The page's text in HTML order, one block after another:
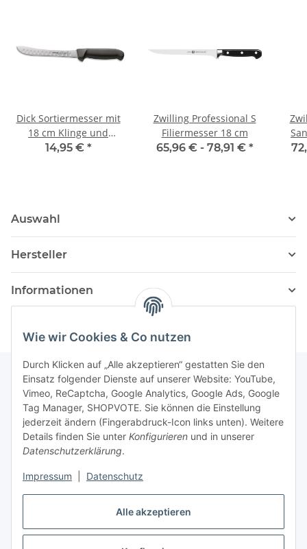
Alle akzeptieren
Wie wir Cookies & Co nutzen
Durch Klicken auf „Alle akzeptieren“ gestatten Sie den
Einsatz folgender Dienste auf unserer Website: YouTube,
Vimeo, ReCaptcha, Google Analytics, Google Ads, Google
Tag Manager, SHOPVOTE. Sie können die Einstellung
jederzeit ändern (Fingerabdruck-Icon links unten). Weitere
Details finden Sie unter Konfigurieren und in unserer
Datenschutzerklärung.
Impressum Datenschutz
Dick Sortiermesser mit
18 cm Klinge und
Kullenschliff
14,95 € *
Zwilling Professional S
Filiermesser 18 cm
65,96 € - 78,91 € *
Auswahl
Hersteller
Informationen
Newsletter Abonnieren
Bitte senden Sie mir entsprechend Ihrer
Datenschutzerklärungregelmäßig und jederzeit widerruflich
Abonnieren
Newsletter Abonnieren